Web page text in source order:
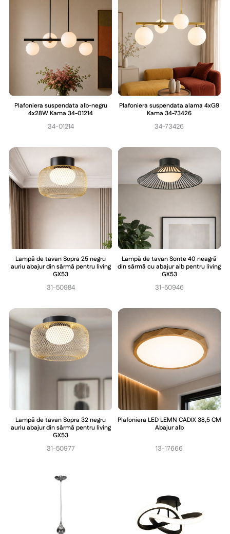
Plafoniera suspendata alb-negru
4x28W Kama 34-01214
34-01214
Plafoniera suspendata alama 4xG9
Kama 34-73426
34-73426
Lampă de tavan Sopra 25 negru
auriu abajur din sârmă pentru living
GX53
31-50984
Lampă de tavan Sonte 40 neagră
din sârmă cu abajur alb pentru living
GX53
31-50946
Lampă de tavan Sopra 32 negru
auriu abajur din sârmă pentru living
GX53
31-50977
Plafoniera LED LEMN CADIX 38,5 CM
Abajur alb
13-17666